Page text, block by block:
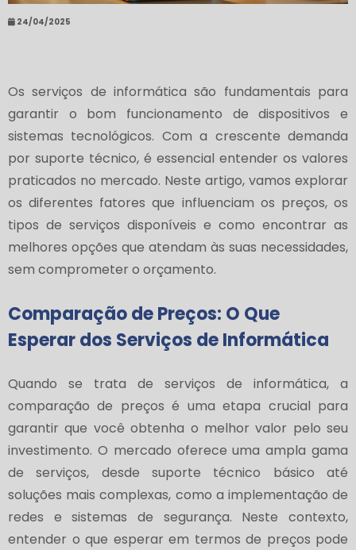
24/04/2025
Os serviços de informática são fundamentais para
garantir o bom funcionamento de dispositivos e
sistemas tecnológicos. Com a crescente demanda
por suporte técnico, é essencial entender os valores
praticados no mercado. Neste artigo, vamos explorar
os diferentes fatores que influenciam os preços, os
tipos de serviços disponíveis e como encontrar as
melhores opções que atendam às suas necessidades,
sem comprometer o orçamento.
Comparação de Preços: O Que
Esperar dos Serviços de Informática
Quando se trata de serviços de informática, a
comparação de preços é uma etapa crucial para
garantir que você obtenha o melhor valor pelo seu
investimento. O mercado oferece uma ampla gama
de serviços, desde suporte técnico básico até
soluções mais complexas, como a implementação de
redes e sistemas de segurança. Neste contexto,
entender o que esperar em termos de preços pode